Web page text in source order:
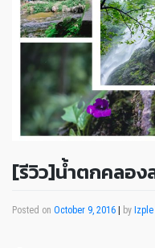
[รีวิว]น้ำตกคลอง
Posted on October 9, 2016 by Izple